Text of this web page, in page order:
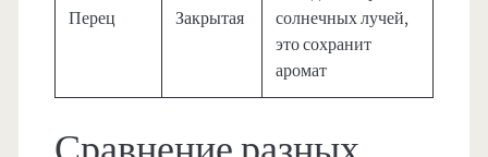
Перец Закрытая
солнечных лучей,
это сохранит
аромат